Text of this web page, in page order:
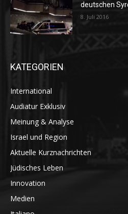
deutschen
8. Juli 2016
KATEGORIEN
International
Audiatur Exklusiv
Meinung & Analyse
Israel und Region
Aktuelle Kurznachrichten
Jüdisches Leben
Innovation
Medien